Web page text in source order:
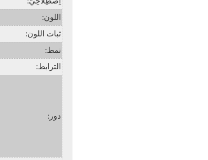
اللون:
ثبات اللون:
نمط:
الترابط:
دور: